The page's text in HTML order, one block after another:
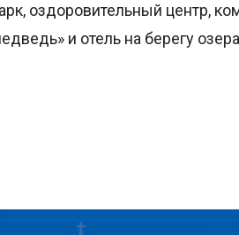
оздоровительный центр,
и отель на берегу